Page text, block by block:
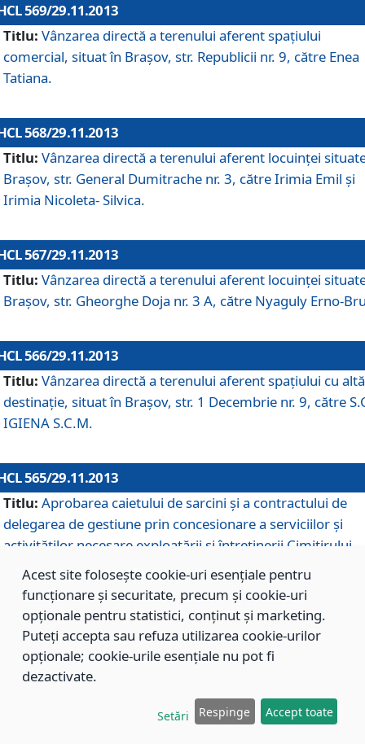
569/29.11.2013
Titlu: Vânzarea directă a terenului aferent spaţiului
comercial, situat în Braşov, str. Republicii nr. 9, către Enea
Tatiana.
568/29.11.2013
Titlu: Vânzarea directă a terenului aferent locuinţei
Braşov, str. General Dumitrache nr. 3, către Irimia Emil şi
Irimia Nicoleta- Silvica.
567/29.11.2013
Titlu: Vânzarea directă a terenului aferent locuinţei
Braşov, str. Gheorghe Doja nr. 3 A, către Nyaguly Erno-
566/29.11.2013
Titlu: Vânzarea directă a terenului aferent spaţiului cu altă
destinaţie, situat în Braşov, str. 1 Decembrie nr. 9, către
IGIENA S.C.M.
565/29.11.2013
Titlu: Aprobarea caietului de sarcini şi a contractului de
delegarea de gestiune prin concesionare a serviciilor şi
activităţilor necesare exploatării şi întreţinerii Cimitirului
Municipal Braşov situat în str. Dimitrie Anghel nr. 19.
564/29.11.2013
Titlu: Completarea şi modificarea H.C.L. nr. 446/2013,
care s-a aprobat studiul de fundamentare pentru
Acest site folosește cookie-uri esențiale pentru
funcționare și securitate, precum și cookie-uri
opționale pentru statistici, conținut și marketing.
Puteți accepta sau refuza utilizarea cookie-urilor
opționale; cookie-urile esențiale nu pot fi
dezactivate.
Setări Respinge Accept toate